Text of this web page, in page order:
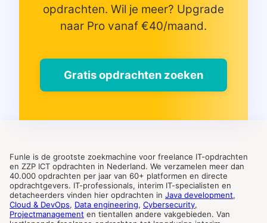
opdrachten. Wil je meer? Upgrade
naar Pro vanaf €40/maand.
Gratis opdrachten zoeken
Funle is de grootste zoekmachine voor freelance IT-opdrachten
en ZZP ICT opdrachten in Nederland. We verzamelen meer dan
40.000 opdrachten per jaar van 60+ platformen en directe
opdrachtgevers. IT-professionals, interim IT-specialisten en
detacheerders vinden hier opdrachten in Java development,
Cloud & DevOps, Data engineering, Cybersecurity,
Projectmanagement en tientallen andere vakgebieden. Van